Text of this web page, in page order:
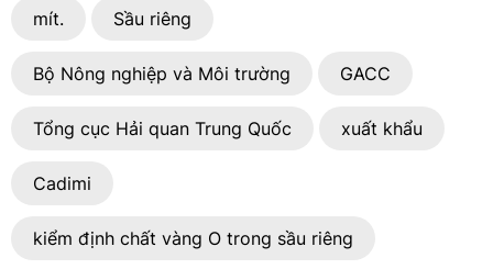
mít. Sầu riêng
Bộ Nông nghiệp và Môi trường GACC
Tổng cục Hải quan Trung Quốc xuất khẩu
Cadimi
kiểm định chất vàng O trong sầu riêng